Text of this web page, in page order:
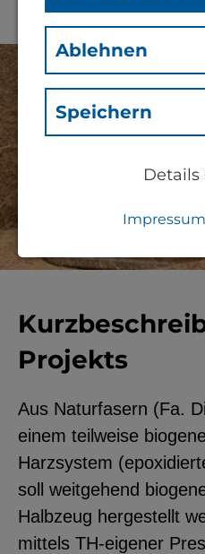
Projekts
Aus Naturfasern (Fa.
einem teilweise
Harzsystem
soll weitgehend
Halbzeug hergestellt
mittels TH-eigener
Ablehnen
Speichern
Details
Notwendige
Funktionalität
notwendig).
EXTERNE
Benutzerdaten
Drittanbieter,
Impressum